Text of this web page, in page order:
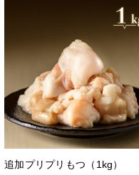
追加プリプリもつ（1kg）